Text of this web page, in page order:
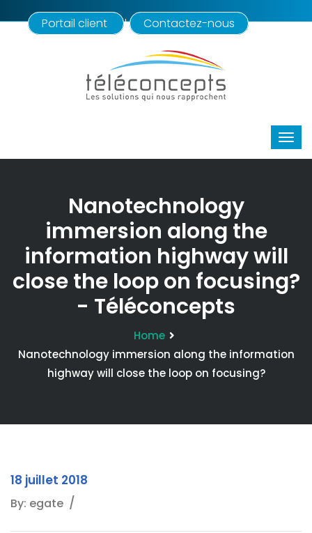
Portail client | Contactez-nous
Nanotechnology
immersion along the
information highway will
close the loop on focusing?
- Téléconcepts
Home
Nanotechnology immersion along the information
highway will close the loop on focusing?
18 juillet 2018
By: egate